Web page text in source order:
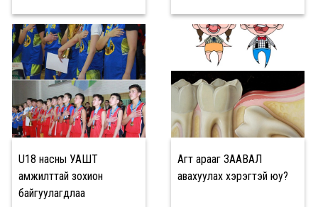
U18 насны УАШТ
амжилттай зохион
байгуулагдлаа
Агт арааг ЗААВАЛ
авахуулах хэрэгтэй юу?